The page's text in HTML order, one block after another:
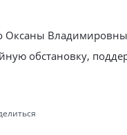
Оксаны
обстановку,